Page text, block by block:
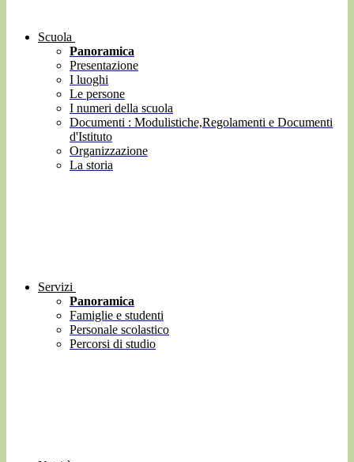
Scuola
Panoramica
Presentazione
I luoghi
Le persone
I numeri della scuola
Documenti : Modulistiche,Regolamenti e Documenti
d'Istituto
Organizzazione
La storia
Servizi
Panoramica
Famiglie e studenti
Personale scolastico
Percorsi di studio